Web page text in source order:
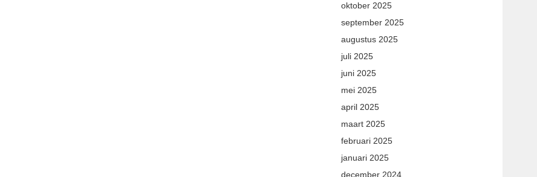
oktober 2025
september 2025
augustus 2025
juli 2025
juni 2025
mei 2025
april 2025
maart 2025
februari 2025
januari 2025
december 2024